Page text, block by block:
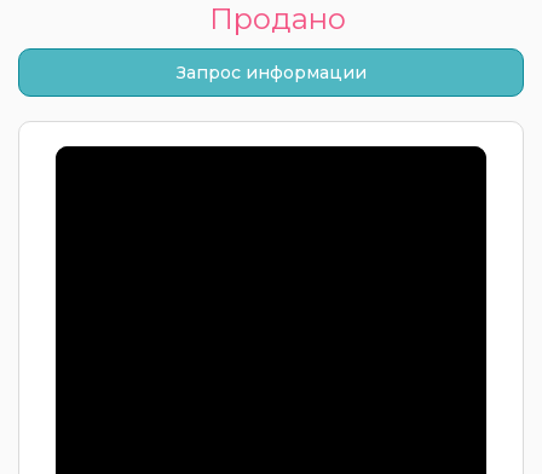
Продано
Запрос информации